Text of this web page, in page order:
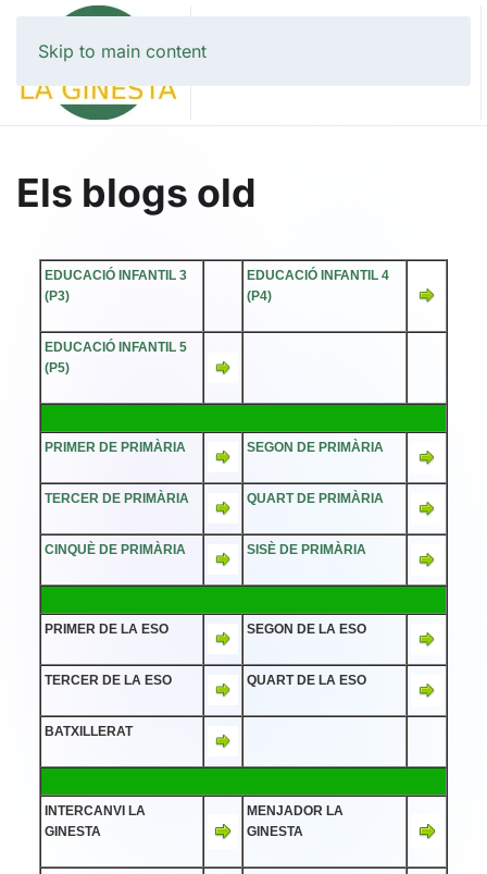
Skip to main content
Els blogs old
EDUCACIÓ INFANTIL 3
(P3)
EDUCACIÓ INFANTIL 4
(P4)
EDUCACIÓ INFANTIL 5
(P5)
PRIMER DE PRIMÀRIA SEGON DE PRIMÀRIA
TERCER DE PRIMÀRIA QUART DE PRIMÀRIA
CINQUÈ DE PRIMÀRIA SISÈ DE PRIMÀRIA
PRIMER DE LA ESO SEGON DE LA ESO
TERCER DE LA ESO QUART DE LA ESO
BATXILLERAT
INTERCANVI LA
GINESTA
MENJADOR LA
GINESTA